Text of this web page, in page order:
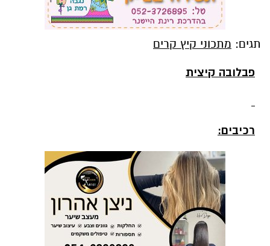
תגים: מתכוני קיץ קרים
פבלובה קיצית
רכיבים: